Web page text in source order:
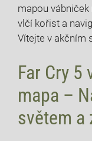
mapou vábniček
vlčí kořist a
Vítejte v akčním
Far Cry 5
mapa –
světem